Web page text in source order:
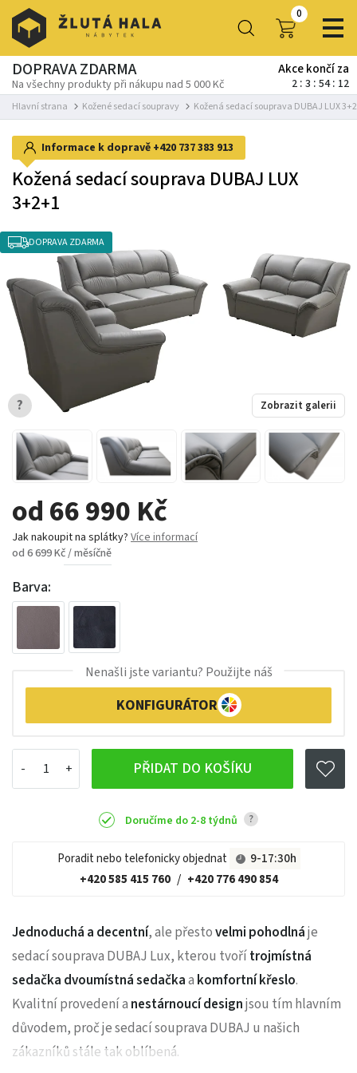
0
DOPRAVA ZDARMA
Na všechny produkty při nákupu nad 5 000 Kč
Akce končí za
2 3 54 11
Hlavní strana Kožené sedací soupravy Kožená sedací souprava DUBAJ LUX
od 66 990 Kč
Jak nakoupit na splátky? Více informací
od 6 699 Kč / měsíčně
Barva:
PŘIDAT DO KOŠÍKU
Nenašli jste variantu? Použijte náš
KONFIGURÁTOR
Doručíme do 2-8 týdnů ?
Poradit nebo telefonicky objednat
9-17:30h
+420 585 415 760 / +420 776 490 854
Informace k dopravě +420 737 383 913
Kožená sedací souprava DUBAJ LUX
3+2+1
DOPRAVA ZDARMA
Zobrazit galerii
?
Jednoduchá a decentní, ale přestovelmi pohodlnáje
sedací souprava DUBAJ Lux, kterou tvořítrojmístná
sedačka dvoumístná sedačkaa komfortní křeslo.
Kvalitní provedení a nestárnoucí designjsou tím hlavním
důvodem, proč je sedací souprava DUBAJ u našich
zákazníků stále tak oblíbená.